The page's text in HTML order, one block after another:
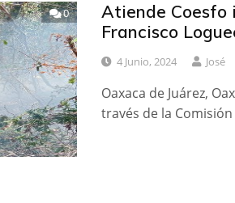
0
Atiende Coesfo
Francisco
4 Junio, 2024 José
Oaxaca de Juárez,
través de la Comisión